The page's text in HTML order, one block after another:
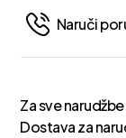
Naruči
Za sve
Dostava za